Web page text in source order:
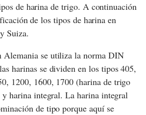
de harina de trigo. A continuación
de los tipos de harina en
Suiza.
Alemania se utiliza la norma DIN
harinas se dividen en los tipos 405,
1200, 1600, 1700 (harina de trigo
y harina integral. La harina integral
de tipo porque aquí se